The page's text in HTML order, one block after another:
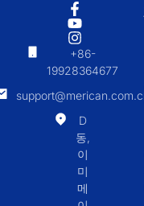
+86-
19928364677
D
동,
이
미
메